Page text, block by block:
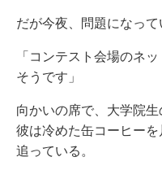
だが今夜、問題になって
「コンテスト会場のネ
そうです」
向かいの席で、大学院生
彼は冷めた缶コーヒー
追っている。